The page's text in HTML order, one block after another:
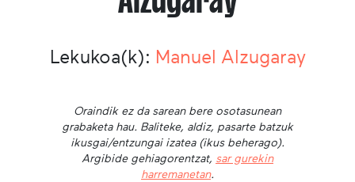
Lekukoa(k): Manuel Alzugaray
Oraindik ez da sarean bere osotasunean
grabaketa hau. Baliteke, aldiz, pasarte batzuk
ikusgai/entzungai izatea (ikus beherago).
Argibide gehiagorentzat, sar gurekin
harremanetan.